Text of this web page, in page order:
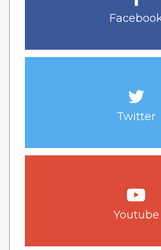
Twitter
Youtube